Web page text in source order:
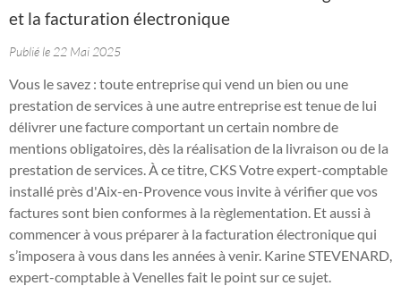
et la facturation électronique
Publié le 22 Mai 2025
Vous le savez : toute entreprise qui vend un bien ou une
prestation de services à une autre entreprise est tenue de lui
délivrer une facture comportant un certain nombre de
mentions obligatoires, dès la réalisation de la livraison ou de la
prestation de services. À ce titre, CKS Votre expert-comptable
installé près d'Aix-en-Provence vous invite à vérifier que vos
factures sont bien conformes à la règlementation. Et aussi à
commencer à vous préparer à la facturation électronique qui
s’imposera à vous dans les années à venir. Karine STEVENARD,
expert-comptable à Venelles fait le point sur ce sujet.